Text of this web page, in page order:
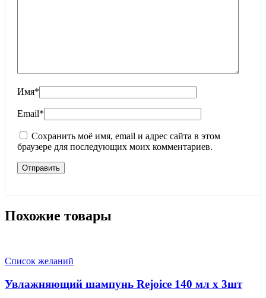
Имя*
Email*
Сохранить моё имя, email и адрес сайта в этом
браузере для последующих моих комментариев.
Похожие товары
Список желаний
Увлажняющий шампунь Rejoice 140 мл x 3шт